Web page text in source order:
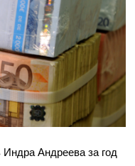
Андреева за год